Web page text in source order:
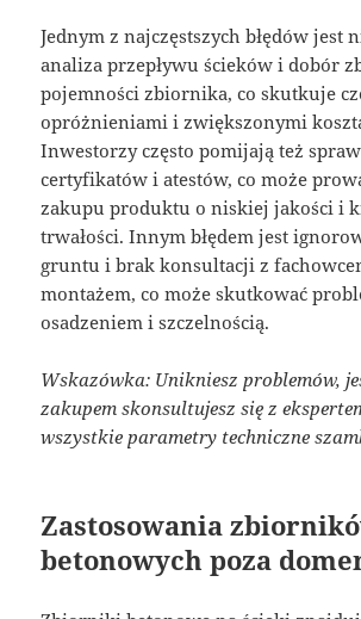
Jednym z najczęstszych błędów jest
analiza przepływu ścieków i dobór
pojemności zbiornika, co skutkuje
opróżnieniami i zwiększonymi
Inwestorzy często pomijają też
certyfikatów i atestów, co może
zakupu produktu o niskiej jakości i
trwałości. Innym błędem jest
gruntu i brak konsultacji z
montażem, co może skutkować
osadzeniem i szczelnością.
Wskazówka: Unikniesz problemów,
zakupem skonsultujesz się z
wszystkie parametry techniczne
Zastosowania
betonowych poza